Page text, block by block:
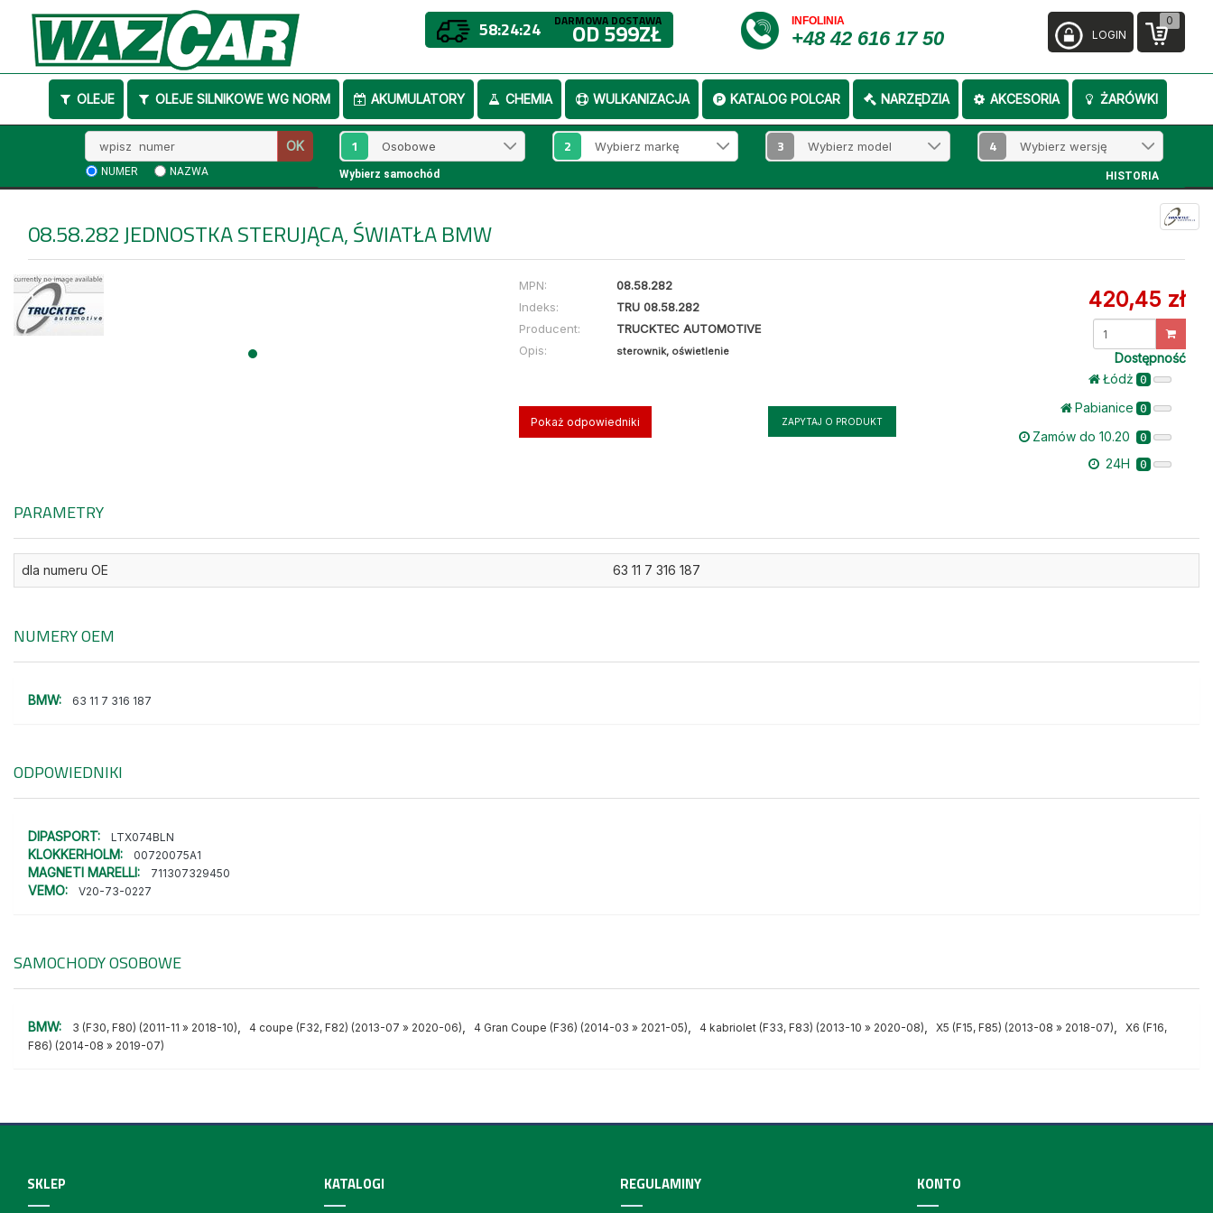
58:24:23 DARMOWA DOSTAWA
OD 599ZŁ INFOLINIA
+48 42 616 17 50
OLEJE OLEJE SILNIKOWE WG NORM AKUMULATORY CHEMIA WULKANIZACJA KATALOG POLCAR NARZĘDZIA AKCESORIA ŻARÓWKI
0
LOGIN
numer
OK
NUMER NAZWA
1 2 3 4
Wybierz samochód HISTORIA
08.58.282JEDNOSTKA STERUJĄCA, ŚWIATŁA BMW
MPN:
08.58.282
Indeks:
TRU 08.58.282
Producent:
TRUCKTEC AUTOMOTIVE
Opis:
sterownik, oświetlenie
Pokaż odpowiedniki ZAPYTAJ O PRODUKT
420,45 zł
Dostępność
Łódż 0
Pabianice 0
Zamów do 10.20 0
24H 0
PARAMETRY
dla numeru OE 63 11 7 316 187
NUMERY OEM
BMW: 63 11 7 316 187
ODPOWIEDNIKI
DIPASPORT: LTX074BLN
KLOKKERHOLM: 00720075A1
MAGNETI MARELLI: 711307329450
VEMO: V20-73-0227
SAMOCHODY OSOBOWE
BMW: 3 (F30, F80) (2011-11 » 2018-10) 4 coupe (F32, F82) (2013-07 » 2020-06) 4 Gran Coupe (F36) (2014-03 » 2021-05) 4 kabriolet (F33, F83) (2013-10 » 2020-08) X5 (F15, F85) (2013-08 » 2018-07)
X6 (F16,
F86) (2014-08 » 2019-07)
SKLEP KATALOGI REGULAMINY KONTO